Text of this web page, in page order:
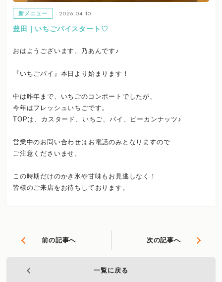
新メニュー
2026.04.10
豊田｜いちごパイスタート♡
おはようございます、乃あんです♪
『いちごパイ』本日より始まります！
中は昨年まで、いちごのコンポートでしたが、
今年はフレッシュいちごです。
TOPは、カスタード、いちご、パイ、ピーカンナッツ♪
営業中のお問い合わせはお電話のみとなりますので
ご注意くださいませ。
この時期だけのかき氷や甘味もお見逃しなく！
皆様のご来店をお待ちしております。
前の記事へ 次の記事へ
一覧に戻る